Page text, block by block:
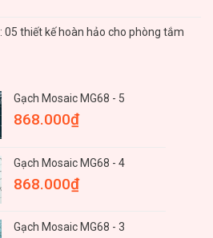
05 thiết kế hoàn hảo cho phòng tắm
Gạch Mosaic MG68 - 5
868.000₫
Gạch Mosaic MG68 - 4
868.000₫
Gạch Mosaic MG68 - 3